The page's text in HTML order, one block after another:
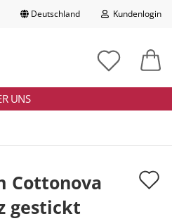
Deutschland Kundenlogin
UNS
Cottonova
gestickt